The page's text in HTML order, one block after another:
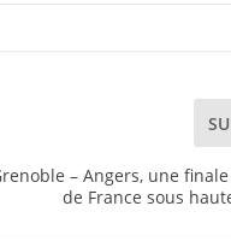
– Angers, une
de France sous